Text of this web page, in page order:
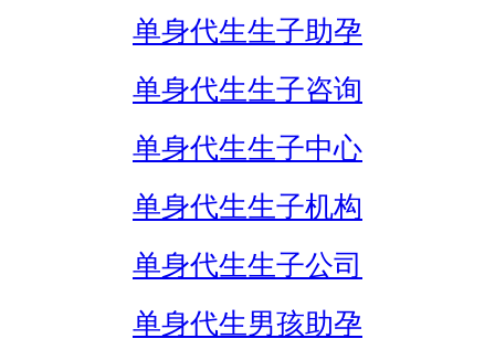
单身代生生子助孕
单身代生生子咨询
单身代生生子中心
单身代生生子机构
单身代生生子公司
单身代生男孩助孕